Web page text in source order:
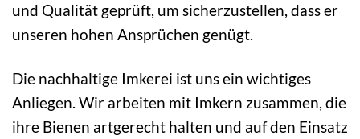
und Qualität geprüft, um sicherzustellen, dass er
unseren hohen Ansprüchen genügt.
Die nachhaltige Imkerei ist uns ein wichtiges
Anliegen. Wir arbeiten mit Imkern zusammen, die
ihre Bienen artgerecht halten und auf den Einsatz